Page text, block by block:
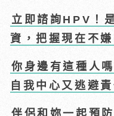
立即諮詢HPV！
資，把握現在不
你身邊有這種人
自我中心又逃避
伴侶和妳一起預